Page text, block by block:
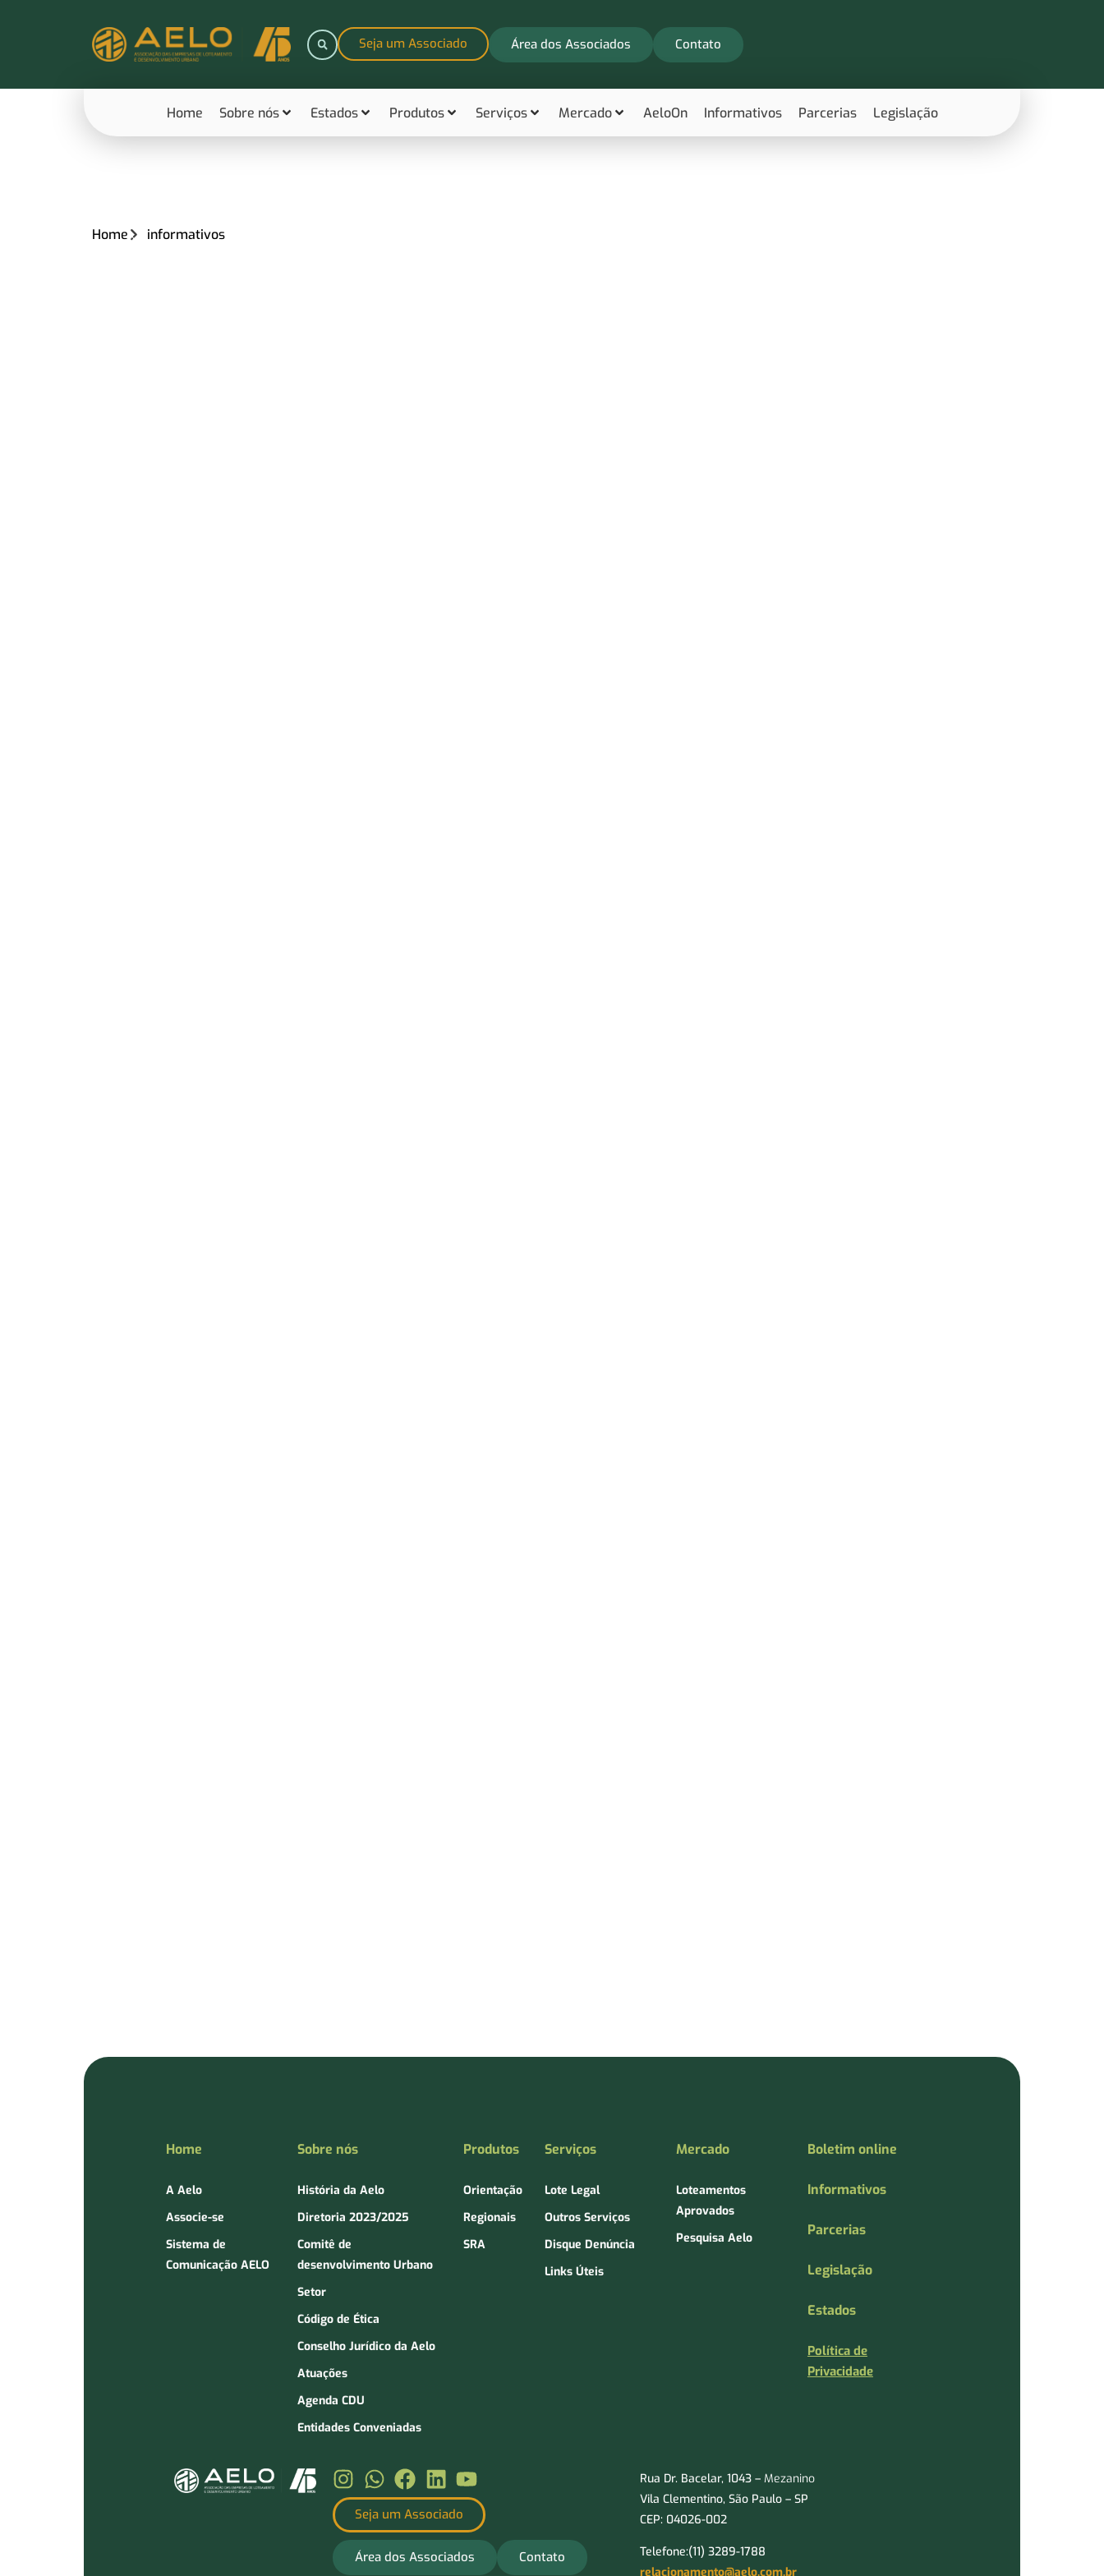
Seja um Associado Área dos Associados Contato
Home Sobre nós Estados Produtos Serviços Mercado AeloOn Informativos Parcerias Legislação
Home informativos
Home
A Aelo
Associe-se
Sistema de
Comunicação AELO
Sobre nós
História da Aelo
Diretoria 2023/2025
Comitê de
desenvolvimento Urbano
Setor
Código de Ética
Conselho Jurídico da Aelo
Atuações
Agenda CDU
Entidades Conveniadas
Produtos
Orientação
Regionais
SRA
Serviços
Lote Legal
Outros Serviços
Disque Denúncia
Links Úteis
Mercado
Loteamentos
Aprovados
Pesquisa Aelo
Boletim online
Informativos
Parcerias
Legislação
Estados
Política de
Privacidade
Seja um Associado
Área dos Associados Contato
Rua Dr. Bacelar, 1043 – Mezanino
Vila Clementino, São Paulo – SP
CEP: 04026-002
Telefone:(11) 3289-1788
relacionamento@aelo.com.br